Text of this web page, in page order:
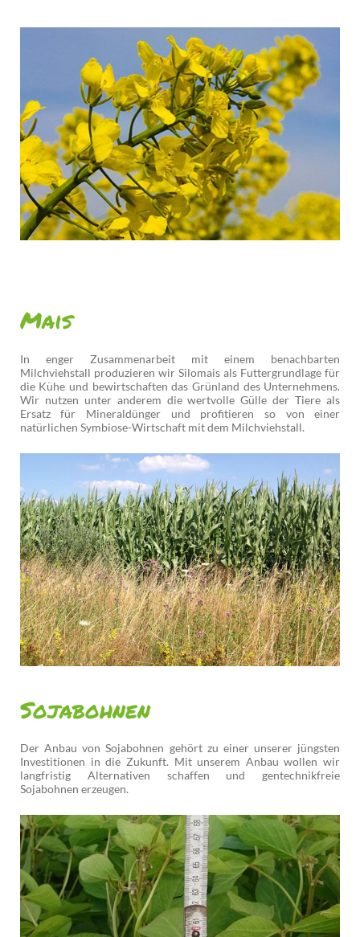
Mais
In enger Zusammenarbeit mit einem benachbarten
Milchviehstall produzieren wir Silomais als Futtergrundlage für
die Kühe und bewirtschaften das Grünland des Unternehmens.
Wir nutzen unter anderem die wertvolle Gülle der Tiere als
Ersatz für Mineraldünger und profitieren so von einer
natürlichen Symbiose-Wirtschaft mit dem Milchviehstall.
Sojabohnen
Der Anbau von Sojabohnen gehört zu einer unserer jüngsten
Investitionen in die Zukunft. Mit unserem Anbau wollen wir
langfristig Alternativen schaffen und gentechnikfreie
Sojabohnen erzeugen.